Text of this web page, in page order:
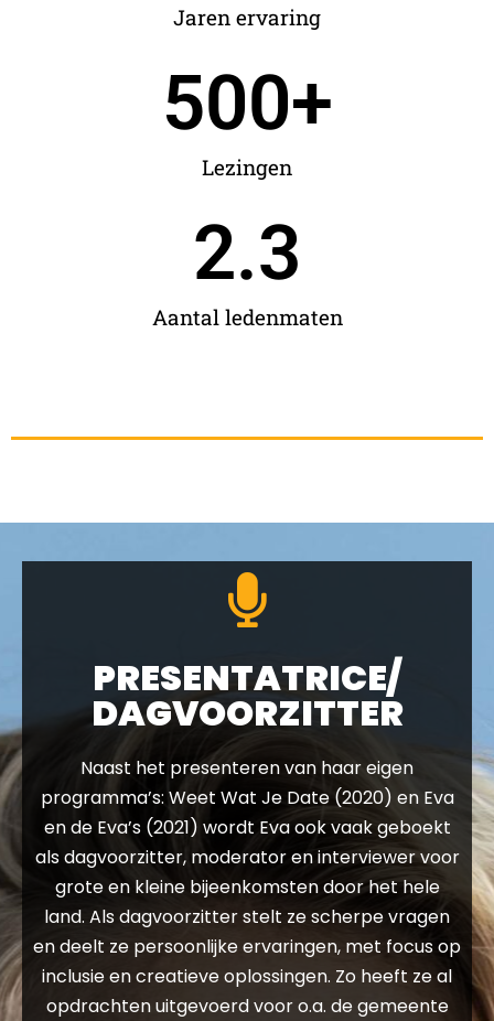
Jaren ervaring
Lezingen
500+
Aantal ledenmaten
2.3
PRESENTATRICE/
DAGVOORZITTER
Naast het presenteren van haar eigen
programma’s: Weet Wat Je Date (2020) en Eva
en de Eva’s (2021) wordt Eva ook vaak geboekt
als dagvoorzitter, moderator en interviewer voor
grote en kleine bijeenkomsten door het hele
land. Als dagvoorzitter stelt ze scherpe vragen
en deelt ze persoonlijke ervaringen, met focus op
inclusie en creatieve oplossingen. Zo heeft ze al
opdrachten uitgevoerd voor o.a. de gemeente